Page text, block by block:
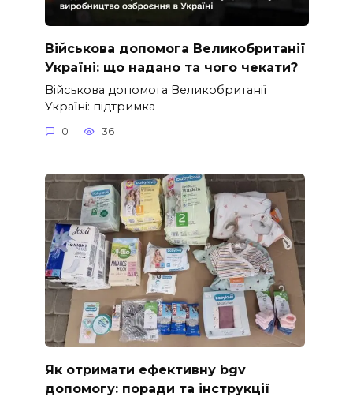
Військова допомога Великобританії
Україні: що надано та чого чекати?
Військова допомога Великобританії
Україні: підтримка
0 36
Як отримати ефективну bgv
допомогу: поради та інструкції